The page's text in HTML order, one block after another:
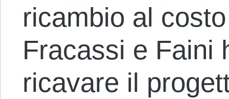
ricambio al
Fracassi e Faini
ricavare il